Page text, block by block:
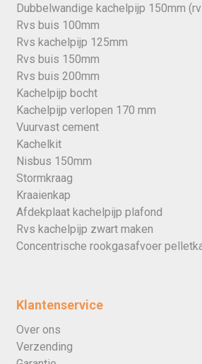
Dubbelwandige kachelpijp 150mm
Rvs buis 100mm
Rvs kachelpijp 125mm
Rvs buis 150mm
Rvs buis 200mm
Kachelpijp bocht
Kachelpijp verlopen 170 mm
Vuurvast cement
Kachelkit
Nisbus 150mm
Stormkraag
Kraaienkap
Afdekplaat kachelpijp plafond
Rvs kachelpijp zwart maken
Concentrische rookgasafvoer
Klantenservice
Over ons
Verzending